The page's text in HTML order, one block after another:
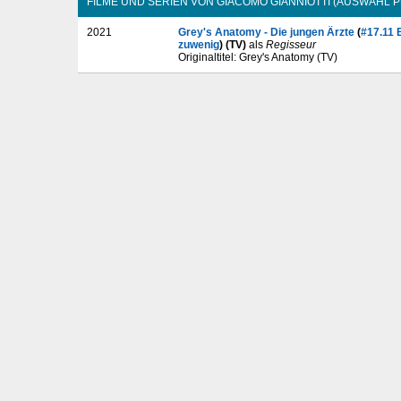
2021 Grey's Anatomy - Die jungen Ärzte (#17.11
zuwenig) (TV) als Regisseur
Originaltitel: Grey's Anatomy (TV)